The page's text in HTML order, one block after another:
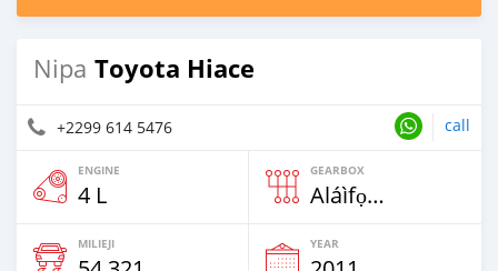
Nipa Toyota Hiace
+2299 614 5476 call
ENGINE
4 L
GEARBOX
Aláìfọwọ́yí
MILIEJI YEAR